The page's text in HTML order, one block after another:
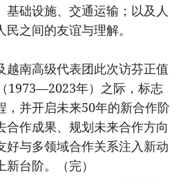
基础设施、交通运输；以及人
之间的友谊与理解。
越南高级代表团此次访芬正值
1973—2023年）之际，标志
，并开启未来50年的新合作阶
合作成果、规划未来合作方向
好与多领域合作关系注入新动
台阶。（完）